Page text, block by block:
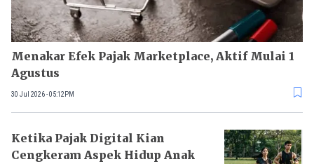
Menakar Efek Pajak Marketplace, Aktif Mulai 1
Agustus
30 Jul 2026 - 05:12PM
Ketika Pajak Digital Kian
Cengkeram Aspek Hidup Anak